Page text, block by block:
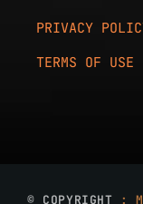
PRIVACY
TERMS OF USE
© COPYRIGHT :